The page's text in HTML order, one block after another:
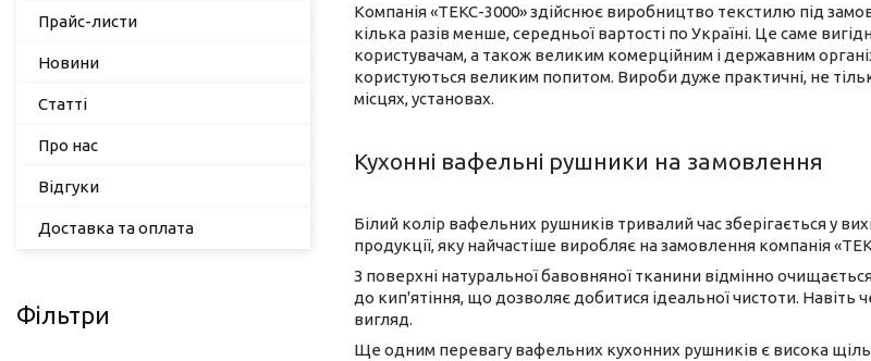
Компанія «ТЕКС-3000» здійснює виробництво текстилю під
кілька разів менше, середньої вартості по Україні. Це саме
користувачам, а також великим комерційним і державним
користуються великим попитом. Вироби дуже практичні, не
місцях, установах.
Кухонні вафельні рушники на замовлення
Білий колір вафельних рушників тривалий час зберігається у
продукції, яку найчастіше виробляє на замовлення компанія
З поверхні натуральної бавовняної тканини відмінно
до кип'ятіння, що дозволяє добитися ідеальної чистоти. Навіть
вигляд.
Ще одним перевагу вафельних кухонних рушників є висока
Прайс-листи
Новини
Статті
Про нас
Відгуки
Доставка та оплата
Фільтри